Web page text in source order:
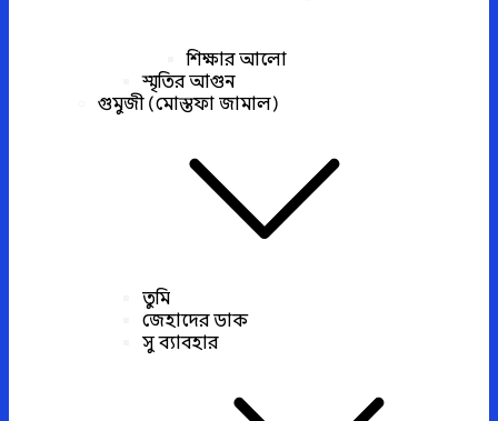
শিক্ষার আলো
স্মৃতির আগুন
গুমুজী (মোস্তফা জামাল)
তুমি
জেহাদের ডাক
সু ব্যাবহার